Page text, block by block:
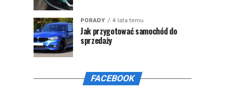
PORADY 4 lata temu
Jak przygotować samochód do
sprzedaży
FACEBOOK